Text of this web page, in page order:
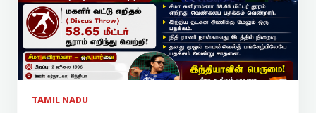
TAMIL NADU